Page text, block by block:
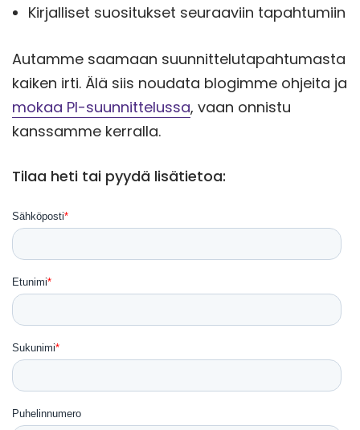
Kirjalliset suositukset seuraaviin tapahtumiin
Autamme saamaan suunnittelutapahtumasta
kaiken irti. Älä siis noudata blogimme ohjeita ja
mokaa PI-suunnittelussa, vaan onnistu
kanssamme kerralla.
Tilaa heti tai pyydä lisätietoa: